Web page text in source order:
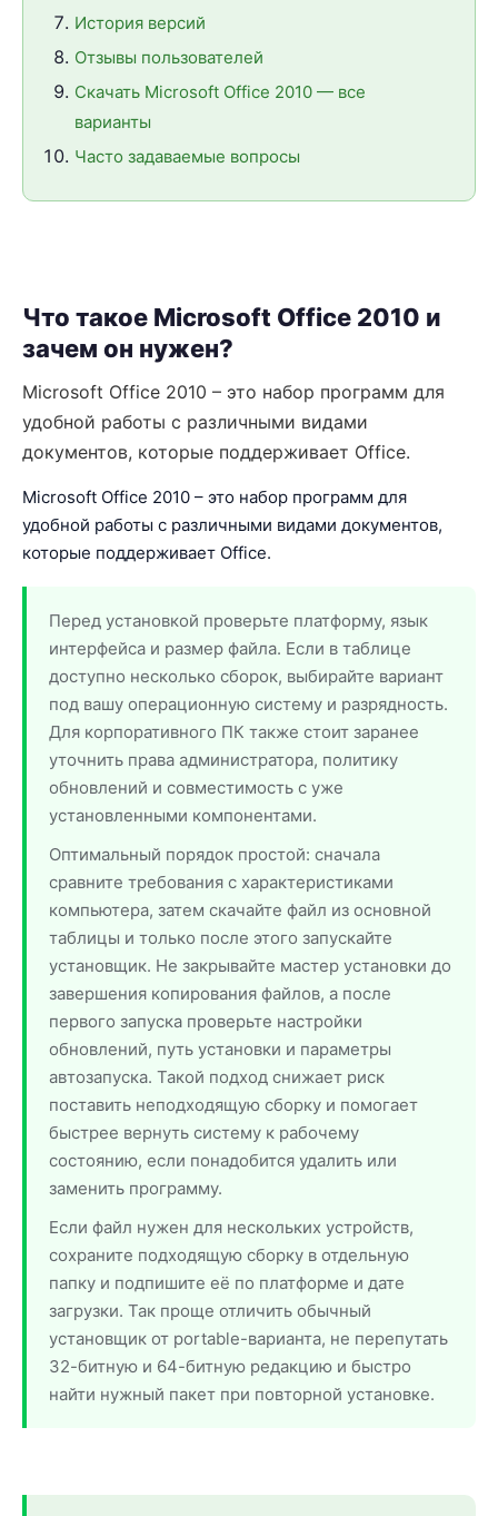
История версий
Отзывы пользователей
Скачать Microsoft Office 2010 — все
варианты
Часто задаваемые вопросы
Что такое Microsoft Office 2010 и
зачем он нужен?
Microsoft Office 2010 – это набор программ для
удобной работы с различными видами
документов, которые поддерживает Office.
Microsoft Office 2010 – это набор программ для
удобной работы с различными видами документов,
которые поддерживает Office.
Перед установкой проверьте платформу, язык
интерфейса и размер файла. Если в таблице
доступно несколько сборок, выбирайте вариант
под вашу операционную систему и разрядность.
Для корпоративного ПК также стоит заранее
уточнить права администратора, политику
обновлений и совместимость с уже
установленными компонентами.
Оптимальный порядок простой: сначала
сравните требования с характеристиками
компьютера, затем скачайте файл из основной
таблицы и только после этого запускайте
установщик. Не закрывайте мастер установки до
завершения копирования файлов, а после
первого запуска проверьте настройки
обновлений, путь установки и параметры
автозапуска. Такой подход снижает риск
поставить неподходящую сборку и помогает
быстрее вернуть систему к рабочему
состоянию, если понадобится удалить или
заменить программу.
Если файл нужен для нескольких устройств,
сохраните подходящую сборку в отдельную
папку и подпишите её по платформе и дате
загрузки. Так проще отличить обычный
установщик от portable-варианта, не перепутать
32-битную и 64-битную редакцию и быстро
найти нужный пакет при повторной установке.